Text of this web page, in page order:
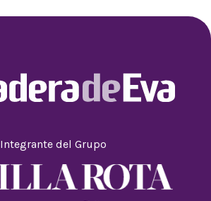
Integrante del Grupo